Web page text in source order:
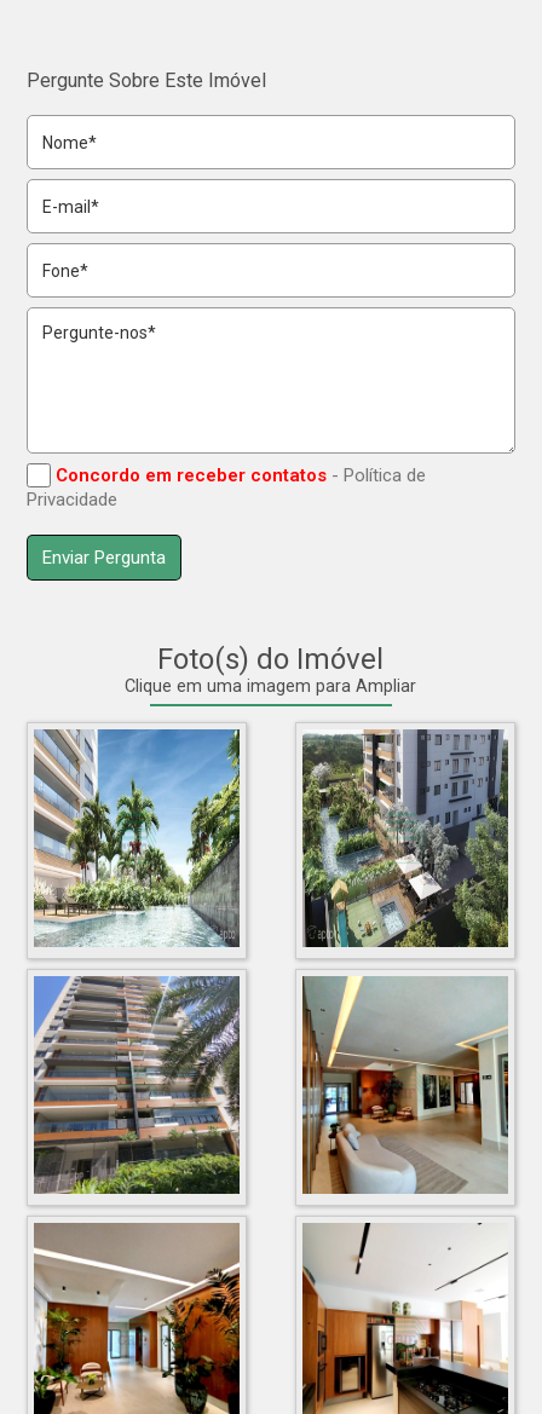
Pergunte Sobre Este Imóvel
Concordo em receber contatos - Política de
Privacidade
Foto(s) do Imóvel
Clique em uma imagem para Ampliar